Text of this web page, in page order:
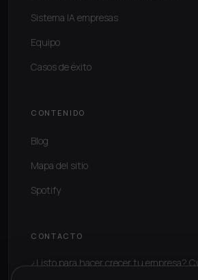
Sistema IA empresas
Equipo
Casos de éxito
CONTENIDO
Blog
Mapa del sitio
Spotify
CONTACTO
¿Listo para hacer crecer tu empresa?